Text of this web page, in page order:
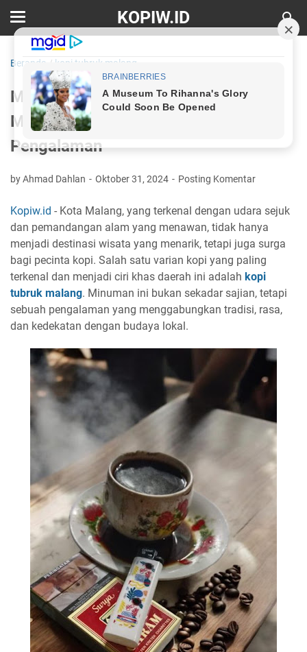
KOPIW.ID
Beranda / kopi tubruk malang
Mengungkap Keajaiban Kopi Tubruk
Malang: Resep, Tradisi, dan
Pengalaman
by Ahmad Dahlan Oktober 31, 2024 Posting Komentar
Kopiw.id - Kota Malang, yang terkenal dengan udara sejuk
dan pemandangan alam yang menawan, tidak hanya
menjadi destinasi wisata yang menarik, tetapi juga surga
bagi pecinta kopi. Salah satu varian kopi yang paling
terkenal dan menjadi ciri khas daerah ini adalah kopi
tubruk malang. Minuman ini bukan sekadar sajian, tetapi
sebuah pengalaman yang menggabungkan tradisi, rasa,
dan kedekatan dengan budaya lokal.